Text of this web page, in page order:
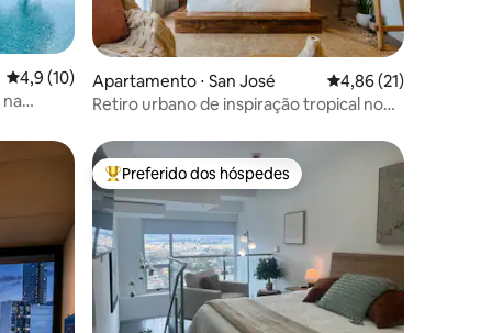
4,9 de uma avaliação média de 5, 10 avaliações
4,9 (10)
Apartamento ⋅ San José 4,86 de uma
4,86 (21)
Retiro urbano de inspiração tropical no
hóspedes Entre os melhores preferidos dos hóspedes
Preferido dos hóspedes